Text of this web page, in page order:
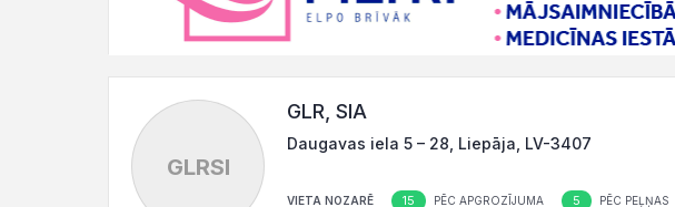
GLRSI
GLR, SIA
Daugavas iela 5 – 28, Liepāja, LV-3407
VIETA NOZARĒ 15 PĒC APGROZĪJUMA 5 PĒC PEĻŅAS